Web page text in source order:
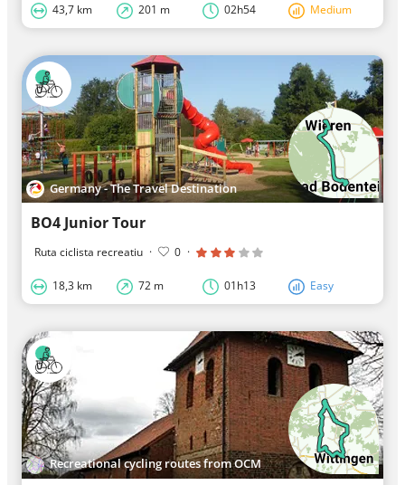
43,7 km 201 m 02h54 Medium
Germany - The Travel Destination
BO4 Junior Tour
Ruta ciclista recreatiu · 0 ·
18,3 km 72 m 01h13 Easy
Recreational cycling routes from OCM